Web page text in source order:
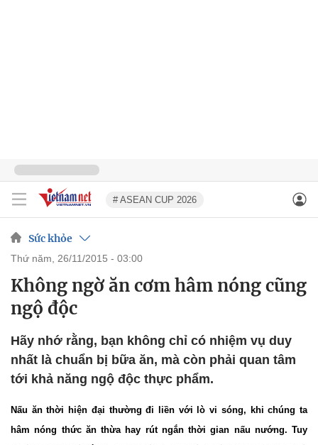
# ASEAN CUP 2026
Sức khỏe
thứ năm, 26/11/2015 - 03:00
Không ngờ ăn cơm hâm nóng cũng
ngộ độc
Hãy nhớ rằng, bạn không chỉ có nhiệm vụ duy
nhất là chuẩn bị bữa ăn, mà còn phải quan tâm
tới khả năng ngộ độc thực phẩm.
Nấu ăn thời hiện đại thường đi liền với lò vi sóng, khi chúng ta
hâm nóng thức ăn thừa hay rút ngắn thời gian nấu nướng. Tuy